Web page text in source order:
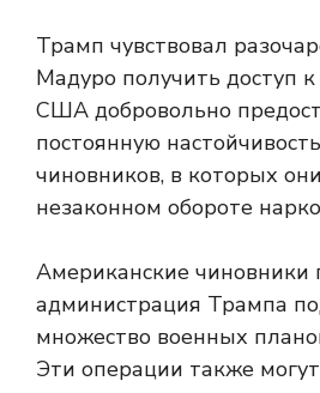
Трамп чувствовал
Мадуро получить доступ
США добровольно
постоянную
чиновников, в которых
незаконном обороте
Американские чиновники
администрация Трампа
множество военных
Эти операции также